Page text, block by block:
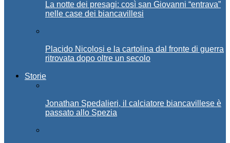
La notte dei presagi: così san Giovanni “entrava”
nelle case dei biancavillesi
Placido Nicolosi e la cartolina dal fronte di guerra
ritrovata dopo oltre un secolo
Storie
Jonathan Spedalieri, il calciatore biancavillese è
passato allo Spezia